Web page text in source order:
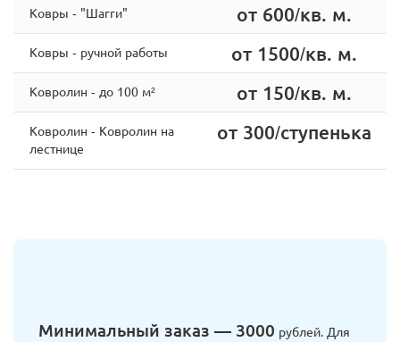
Ковры - "Шагги" от 600/кв. м.
Ковры - ручной работы от 1500/кв. м.
Ковролин - до 100 м² от 150/кв. м.
Ковролин - Ковролин на
лестнице
от 300/ступенька
Минимальный заказ — 3000 рублей. Для